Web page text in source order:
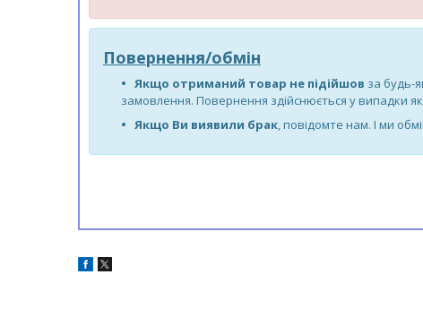
Повернення/обмін
Якщо отриманий товар не підійшов за будь-
замовлення. Повернення здійснюється у випадки
Якщо Ви виявили брак, повідомте нам. І ми